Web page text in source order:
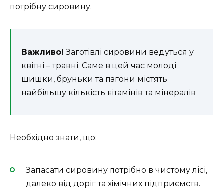
потрібну сировину.
Важливо! Заготівлі сировини ведуться у
квітні – травні. Саме в цей час молоді
шишки, бруньки та пагони містять
найбільшу кількість вітамінів та мінералів
Необхідно знати, що:
Запасати сировину потрібно в чистому лісі,
далеко від доріг та хімічних підприємств.